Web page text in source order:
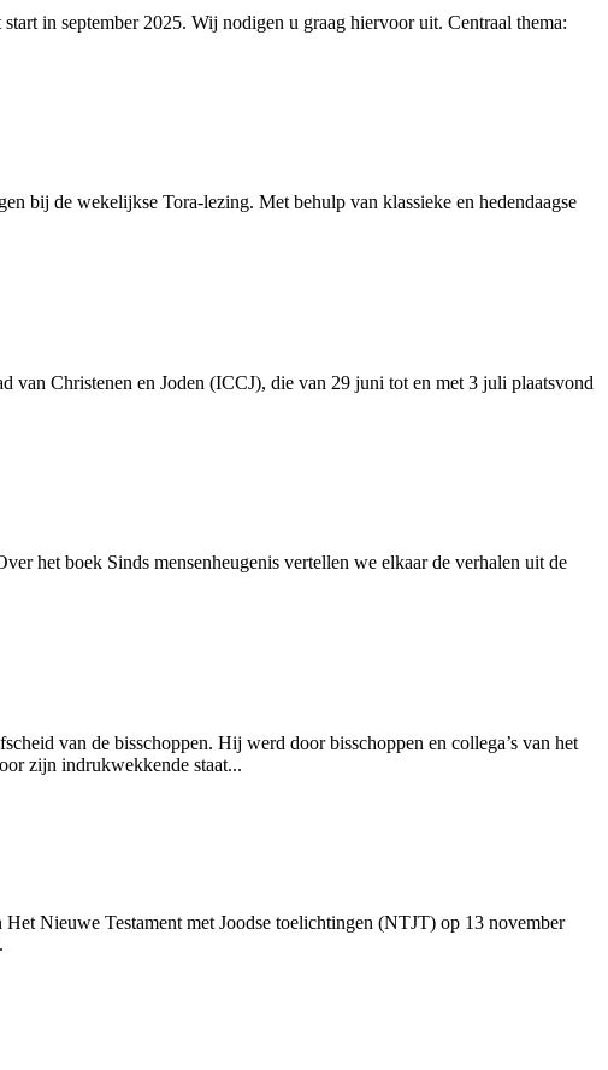
in september 2025. Wij nodigen u graag hiervoor uit. Centraal thema:
bij de wekelijkse Tora-lezing. Met behulp van klassieke en hedendaagse
van Christenen en Joden (ICCJ), die van 29 juni tot en met 3 juli plaatsvond
het boek Sinds mensenheugenis vertellen we elkaar de verhalen uit de
van de bisschoppen. Hij werd door bisschoppen en collega’s van het
zijn indrukwekkende staat...
Nieuwe Testament met Joodse toelichtingen (NTJT) op 13 november